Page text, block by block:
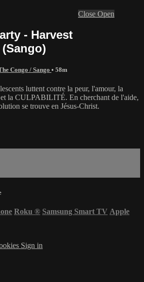
Close Open
- Harvest
Congo / Sango • 58m
luttent contre la peur, l'amour, la
la CULPABILITÉ. En cherchant de l'aide,
se trouve en Jésus-Christ.
Roku ® Samsung Smart TV Apple
Sign in